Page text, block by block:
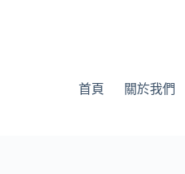
首頁 關於我們